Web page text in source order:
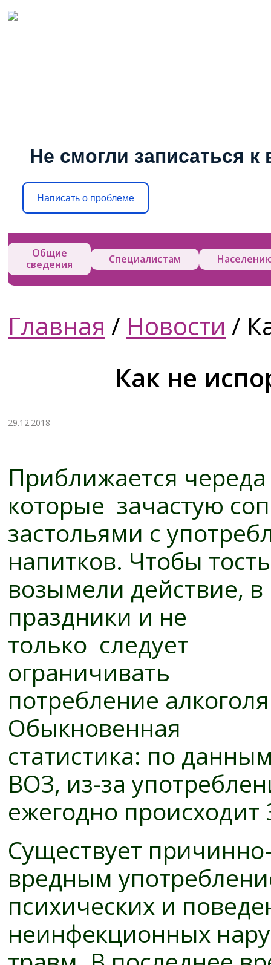
Не смогли записаться к
Написать о проблеме
Общие
сведения
Специалистам
Главная / Новости /
Как не
29.12.2018
Приближается
которые зачастую
застольями с
напитков. Чтобы
возымели действие, в
праздники и не
только следует
ограничивать
потребление
Обыкновенная
статистика: по
ВОЗ, из-за
ежегодно
Существует
вредным
психических и
неинфекционных